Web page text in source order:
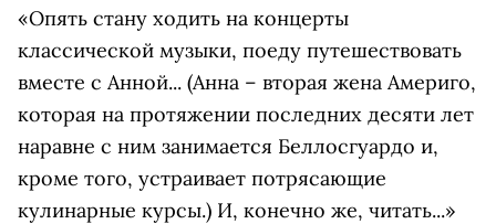
«Опять стану ходить на концерты
классической музыки, поеду путешествовать
вместе с Анной... (Анна – вторая жена Америго,
которая на протяжении последних десяти лет
наравне с ним занимается Беллосгуардо и,
кроме того, устраивает потрясающие
кулинарные курсы.) И, конечно же, читать...»